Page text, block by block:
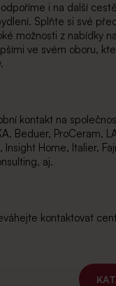
i na další
Splňte si své
možnosti z nabídky
ve svém oboru,
kontakt na
Beduer, ProCeram,
Insight Home, Italier,
aj.
kontaktovat